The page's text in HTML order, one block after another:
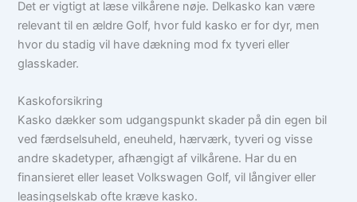
Det er vigtigt at læse vilkårene nøje. Delkasko kan være
relevant til en ældre Golf, hvor fuld kasko er for dyr, men
hvor du stadig vil have dækning mod fx tyveri eller
glasskader.
Kaskoforsikring
Kasko dækker som udgangspunkt skader på din egen bil
ved færdselsuheld, eneuheld, hærværk, tyveri og visse
andre skadetyper, afhængigt af vilkårene. Har du en
finansieret eller leaset Volkswagen Golf, vil långiver eller
leasingselskab ofte kræve kasko.